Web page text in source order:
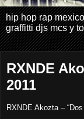
hip hop rap
graffitti djs mcs y
RXNDE
2011
RXNDE Akozta – “Dos